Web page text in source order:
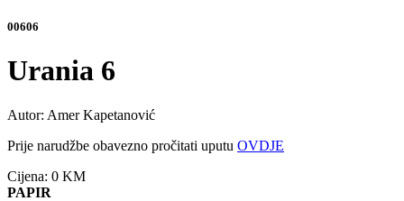
00606
Urania 6
Autor: Amer Kapetanović
Prije narudžbe obavezno pročitati uputu OVDJE
Cijena: 0 KM
PAPIR